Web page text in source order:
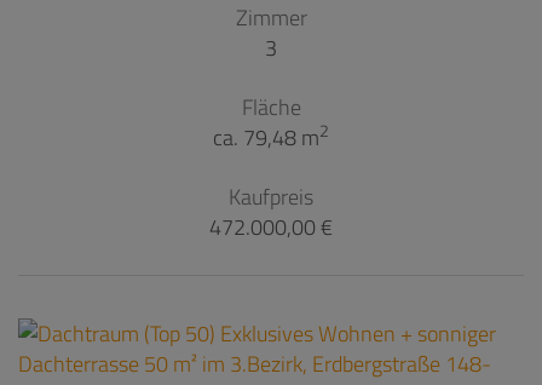
Zimmer
3
Fläche
ca. 79,48 m2
Kaufpreis
472.000,00 €